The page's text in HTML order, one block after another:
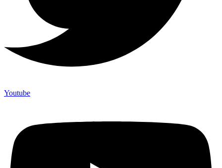
Youtube